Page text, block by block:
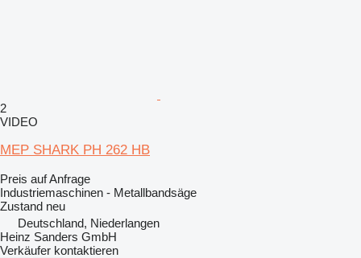
2
VIDEO
MEP SHARK PH 262 HB
Preis auf Anfrage
Industriemaschinen - Metallbandsäge
Zustand neu
Deutschland, Niederlangen
Heinz Sanders GmbH
Verkäufer kontaktieren